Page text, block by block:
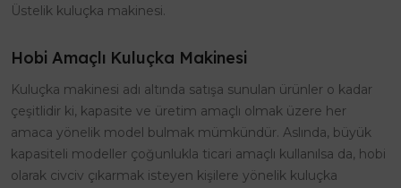
Üstelik kuluçka makinesi.
Hobi Amaçlı Kuluçka Makinesi
Kuluçka makinesi adı altında satışa sunulan ürünler o kadar
çeşitlidir ki, kapasite ve üretim amaçlı olmak üzere her
amaca yönelik model bulmak mümkündür. Aslında, büyük
kapasiteli modeller çoğunlukla ticari amaçlı kullanılsa da, hobi
olarak civciv çıkarmak isteyen kişilere yönelik kuluçka